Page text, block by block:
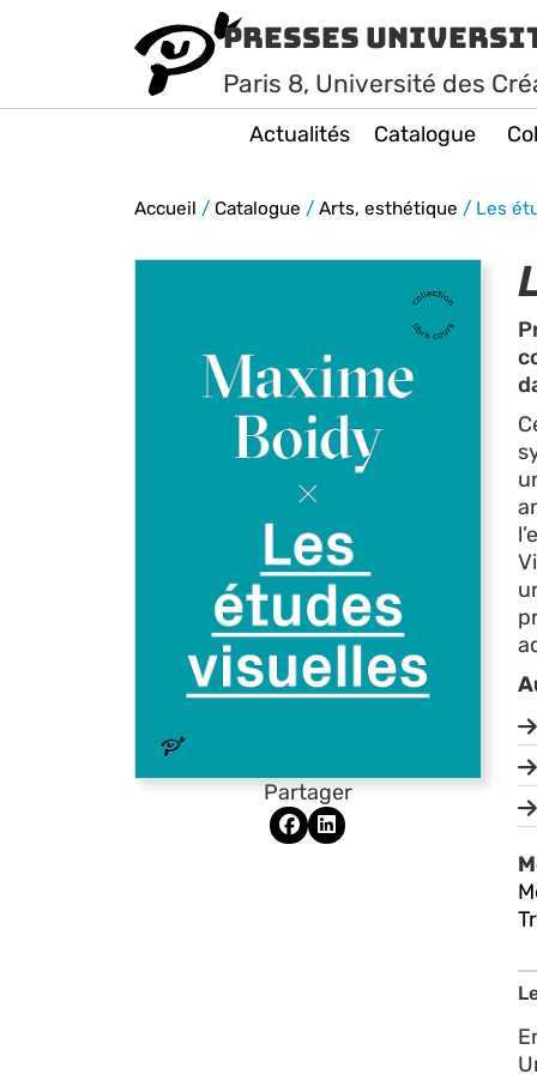
Presses
Paris 8, Université des
Actualités Catalogue
Accueil / Catalogue / Arts, esthétique / Les
Partager